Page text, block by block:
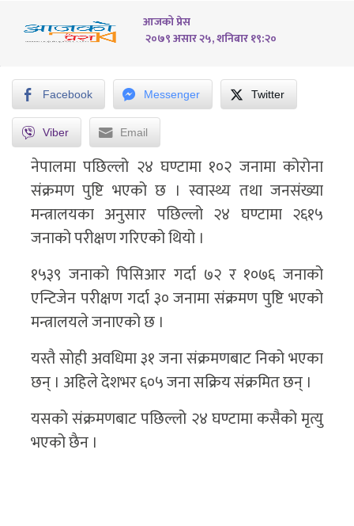
आजको प्रेस
२०७९ असार २५, शनिबार १९:२०
Facebook Messenger Twitter
Viber Email
नेपालमा पछिल्लो २४ घण्टामा १०२ जनामा कोरोना
संक्रमण पुष्टि भएको छ । स्वास्थ्य तथा जनसंख्या
मन्त्रालयका अनुसार पछिल्लो २४ घण्टामा २६१५
जनाको परीक्षण गरिएको थियो ।
१५३९ जनाको पिसिआर गर्दा ७२ र १०७६ जनाको
एन्टिजेन परीक्षण गर्दा ३० जनामा संक्रमण पुष्टि भएको
मन्त्रालयले जनाएको छ ।
यस्तै सोही अवधिमा ३१ जना संक्रमणबाट निको भएका
छन् । अहिले देशभर ६०५ जना सक्रिय संक्रमित छन् ।
यसको संक्रमणबाट पछिल्लो २४ घण्टामा कसैको मृत्यु
भएको छैन ।